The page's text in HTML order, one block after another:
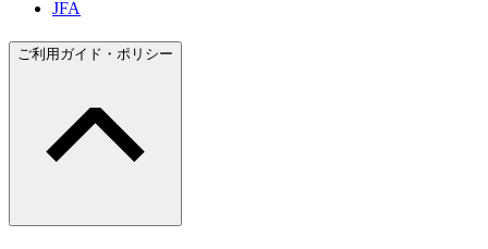
JFA
ご利用ガイド・ポリシー